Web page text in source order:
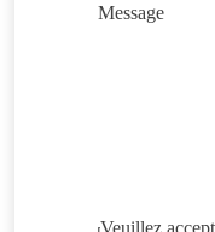
Message
Veuillez